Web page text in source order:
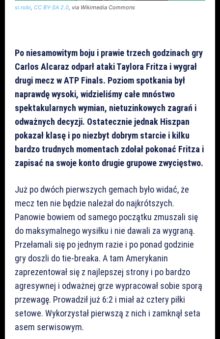
si.robi CC BY-SA 2.0 , via Wikimedia Commons
Po niesamowitym boju i prawie trzech godzinach gry
Carlos Alcaraz odparł ataki Taylora Fritza i wygrał
drugi mecz w ATP Finals. Poziom spotkania był
naprawdę wysoki, widzieliśmy całe mnóstwo
spektakularnych wymian, nietuzinkowych zagrań i
odważnych decyzji. Ostatecznie jednak Hiszpan
pokazał klasę i po niezbyt dobrym starcie i kilku
bardzo trudnych momentach zdołał pokonać Fritza i
zapisać na swoje konto drugie grupowe zwycięstwo.
Już po dwóch pierwszych gemach było widać, że
mecz ten nie będzie należał do najkrótszych.
Panowie bowiem od samego początku zmuszali się
do maksymalnego wysiłku i nie dawali za wygraną.
Przełamali się po jednym razie i po ponad godzinie
gry doszli do tie-breaka. A tam Amerykanin
zaprezentował się z najlepszej strony i po bardzo
agresywnej i odważnej grze wypracował sobie sporą
przewagę. Prowadził już 6:2 i miał aż cztery piłki
setowe. Wykorzystał pierwszą z nich i zamknął seta
asem serwisowym.